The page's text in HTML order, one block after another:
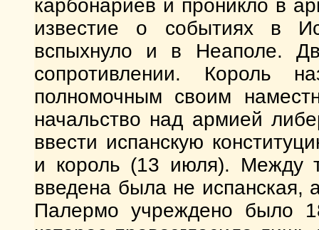
карбонариев и проникло в
известие о событиях в
вспыхнуло и в Неаполе.
сопротивлении. Король
полномочным своим
начальство над армией
ввести испанскую
и король (13 июля). Между
введена была не испанская,
Палермо учреждено было